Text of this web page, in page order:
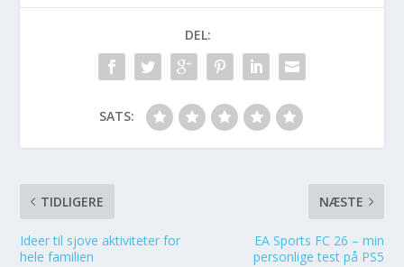
DEL:
SATS:
TIDLIGERE
Ideer til sjove aktiviteter for
hele familien
NÆSTE
EA Sports FC 26 – min
personlige test på PS5